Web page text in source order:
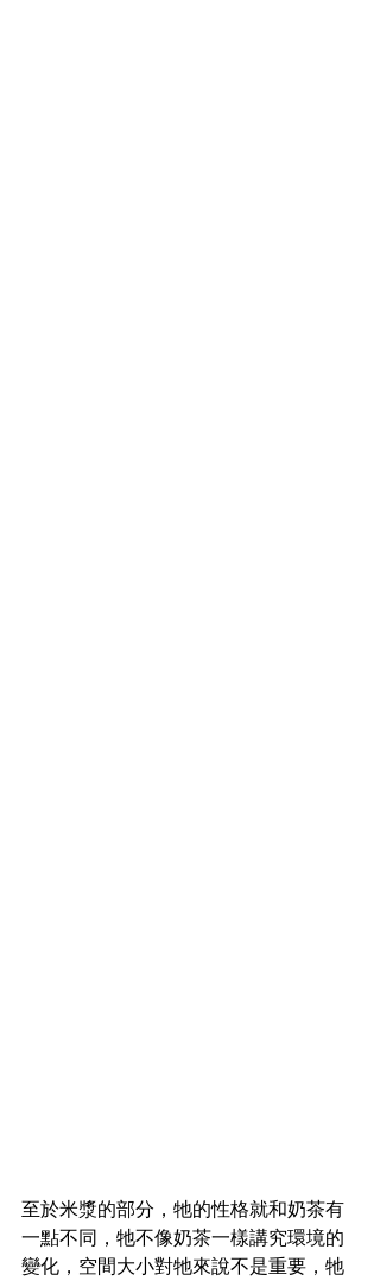
至於米漿的部分，牠的性格就和奶茶有
一點不同，牠不像奶茶一樣講究環境的
變化，空間大小對牠來說不是重要，牠